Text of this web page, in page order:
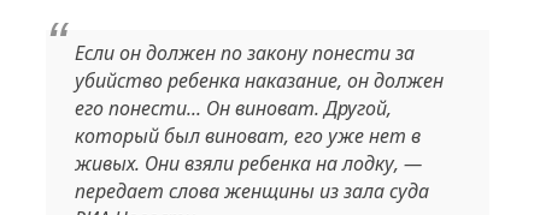
Если он должен по закону понести за
убийство ребенка наказание, он должен
его понести... Он виноват. Другой,
который был виноват, его уже нет в
живых. Они взяли ребенка на лодку, —
передает слова женщины из зала суда